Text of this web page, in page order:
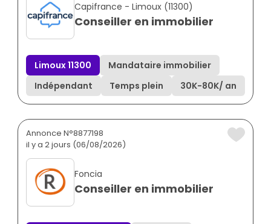
Capifrance - Limoux (11300)
Conseiller en immobilier
Limoux 11300
Mandataire immobilier
Indépendant
Temps plein 30K-80K/ an
Annonce N°8877198
il y a 2 jours (06/08/2026)
Foncia
Conseiller en immobilier